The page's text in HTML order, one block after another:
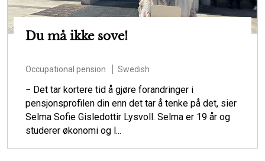
Du må ikke sove!
Occupational pension Swedish
− Det tar kortere tid å gjøre forandringer i
pensjonsprofilen din enn det tar å tenke på det, sier
Selma Sofie Gisledottir Lysvoll. Selma er 19 år og
studerer økonomi og l...